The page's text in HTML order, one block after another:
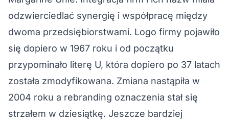
odzwierciedlać synergię i współpracę między
dwoma przedsiębiorstwami. Logo firmy pojawiło
się dopiero w 1967 roku i od początku
przypominało literę U, która dopiero po 37 latach
została zmodyfikowana. Zmiana nastąpiła w
2004 roku a rebranding oznaczenia stał się
strzałem w dziesiątkę. Jeszcze bardziej